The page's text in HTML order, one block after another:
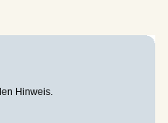
Hinweis.